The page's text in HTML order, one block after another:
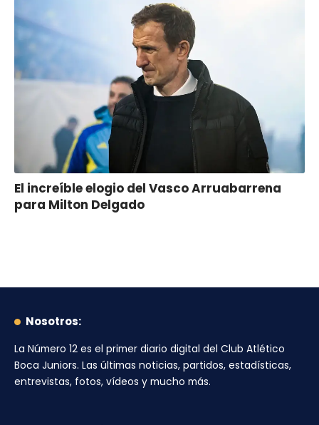
El increíble elogio del Vasco Arruabarrena
para Milton Delgado
Nosotros:
La Número 12 es el primer diario digital del Club Atlético
Boca Juniors. Las últimas noticias, partidos, estadísticas,
entrevistas, fotos, vídeos y mucho más.